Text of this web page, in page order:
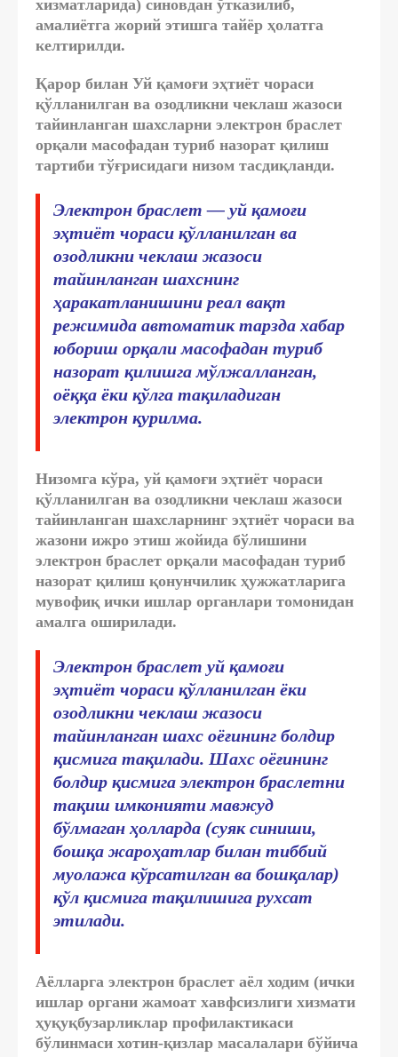
хизматларида) синовдан ўтказилиб,
амалиётга жорий этишга тайёр ҳолатга
келтирилди.
Қарор билан Уй қамоғи эҳтиёт чораси
қўлланилган ва озодликни чеклаш жазоси
тайинланган шахсларни электрон браслет
орқали масофадан туриб назорат қилиш
тартиби тўғрисидаги низом тасдиқланди.
Электрон браслет — уй қамоғи
эҳтиёт чораси қўлланилган ва
озодликни чеклаш жазоси
тайинланган шахснинг
ҳаракатланишини реал вақт
режимида автоматик тарзда хабар
юбориш орқали масофадан туриб
назорат қилишга мўлжалланган,
оёққа ёки қўлга тақиладиган
электрон қурилма.
Низомга кўра, уй қамоғи эҳтиёт чораси
қўлланилган ва озодликни чеклаш жазоси
тайинланган шахсларнинг эҳтиёт чораси ва
жазони ижро этиш жойида бўлишини
электрон браслет орқали масофадан туриб
назорат қилиш қонунчилик ҳужжатларига
мувофиқ ички ишлар органлари томонидан
амалга оширилади.
Электрон браслет уй қамоғи
эҳтиёт чораси қўлланилган ёки
озодликни чеклаш жазоси
тайинланган шахс оёғининг болдир
қисмига тақилади. Шахс оёғининг
болдир қисмига электрон браслетни
тақиш имконияти мавжуд
бўлмаган ҳолларда (суяк синиши,
бошқа жароҳатлар билан тиббий
муолажа кўрсатилган ва бошқалар)
қўл қисмига тақилишига рухсат
этилади.
Аёлларга электрон браслет аёл ходим (ички
ишлар органи жамоат хавфсизлиги хизмати
ҳуқуқбузарликлар профилактикаси
бўлинмаси хотин-қизлар масалалари бўйича